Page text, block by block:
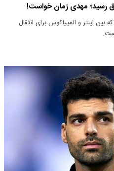
رسید؛ مهدی زمان خواست!
بین اینتر و المپیاکوس برای انتقال